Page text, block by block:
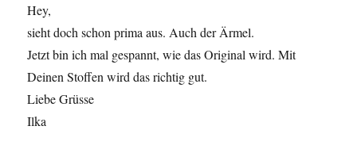
Hey,
sieht doch schon prima aus. Auch der Ärmel.
Jetzt bin ich mal gespannt, wie das Original wird. Mit
Deinen Stoffen wird das richtig gut.
Liebe Grüsse
Ilka